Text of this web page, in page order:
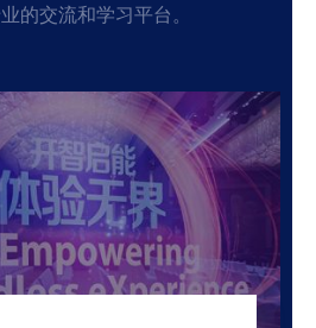
的交流和学习平台。